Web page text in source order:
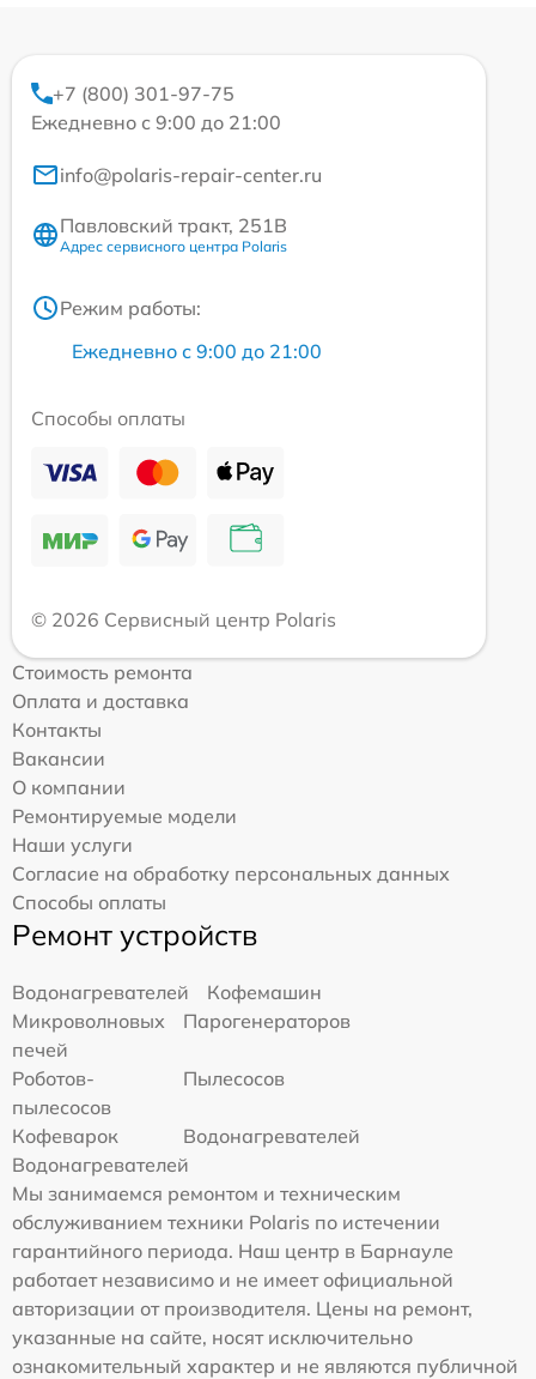
+7 (800) 301-97-75
Ежедневно с 9:00 до 21:00
info@polaris-repair-center.ru
Павловский тракт, 251В
Адрес сервисного центра Polaris
Режим работы:
Ежедневно с 9:00 до 21:00
Способы оплаты
© 2026 Сервисный центр Polaris
Стоимость ремонта
Оплата и доставка
Контакты
Вакансии
О компании
Ремонтируемые модели
Наши услуги
Согласие на обработку персональных данных
Способы оплаты
Ремонт устройств
Водонагревателей
Кофемашин
Микроволновых
печей
Парогенераторов
Роботов-
пылесосов
Пылесосов
Кофеварок
Водонагревателей
Водонагревателей
Мы занимаемся ремонтом и техническим
обслуживанием техники Polaris по истечении
гарантийного периода. Наш центр в Барнауле
работает независимо и не имеет официальной
авторизации от производителя. Цены на ремонт,
указанные на сайте, носят исключительно
ознакомительный характер и не являются публичной